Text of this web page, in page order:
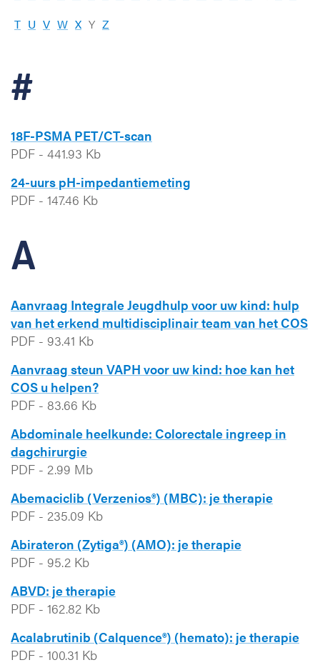
T U V W X Y Z
#
18F-PSMA PET/CT-scan
PDF - 441.93 Kb
24-uurs pH-impedantiemeting
PDF - 147.46 Kb
A
Aanvraag Integrale Jeugdhulp voor uw kind: hulp
van het erkend multidisciplinair team van het COS
PDF - 93.41 Kb
Aanvraag steun VAPH voor uw kind: hoe kan het
COS u helpen?
PDF - 83.66 Kb
Abdominale heelkunde: Colorectale ingreep in
dagchirurgie
PDF - 2.99 Mb
Abemaciclib (Verzenios®) (MBC): je therapie
PDF - 235.09 Kb
Abirateron (Zytiga®) (AMO): je therapie
PDF - 95.2 Kb
ABVD: je therapie
PDF - 162.82 Kb
Acalabrutinib (Calquence®) (hemato): je therapie
PDF - 100.31 Kb